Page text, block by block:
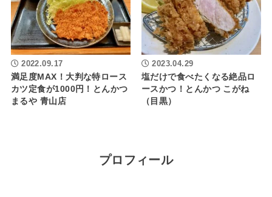
2022.09.17
満足度MAX！大判な特ロース
カツ定食が1000円！とんかつ
まるや 青山店
2023.04.29
塩だけで食べたくなる絶品ロ
ースかつ！とんかつ こがね
（目黒）
プロフィール